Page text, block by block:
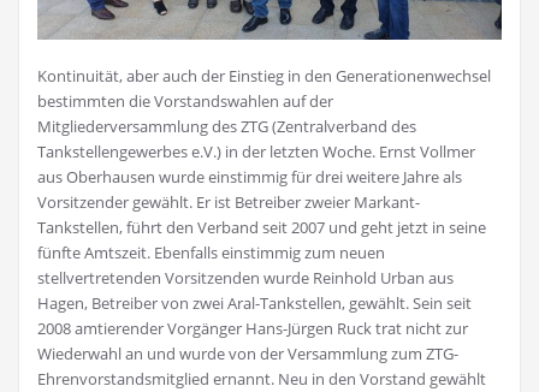
Kontinuität, aber auch der Einstieg in den Generationenwechsel
bestimmten die Vorstandswahlen auf der
Mitgliederversammlung des ZTG (Zentralverband des
Tankstellengewerbes e.V.) in der letzten Woche. Ernst Vollmer
aus Oberhausen wurde einstimmig für drei weitere Jahre als
Vorsitzender gewählt. Er ist Betreiber zweier Markant-
Tankstellen, führt den Verband seit 2007 und geht jetzt in seine
fünfte Amtszeit. Ebenfalls einstimmig zum neuen
stellvertretenden Vorsitzenden wurde Reinhold Urban aus
Hagen, Betreiber von zwei Aral-Tankstellen, gewählt. Sein seit
2008 amtierender Vorgänger Hans-Jürgen Ruck trat nicht zur
Wiederwahl an und wurde von der Versammlung zum ZTG-
Ehrenvorstandsmitglied ernannt. Neu in den Vorstand gewählt